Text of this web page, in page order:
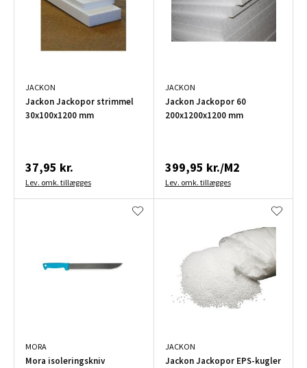
JACKON
Jackon Jackopor strimmel
30x100x1200 mm
37,95 kr.
Lev. omk. tillægges
JACKON
Jackon Jackopor 60
200x1200x1200 mm
399,95 kr./M2
Lev. omk. tillægges
MORA
Mora isoleringskniv
JACKON
Jackon Jackopor EPS-kugler